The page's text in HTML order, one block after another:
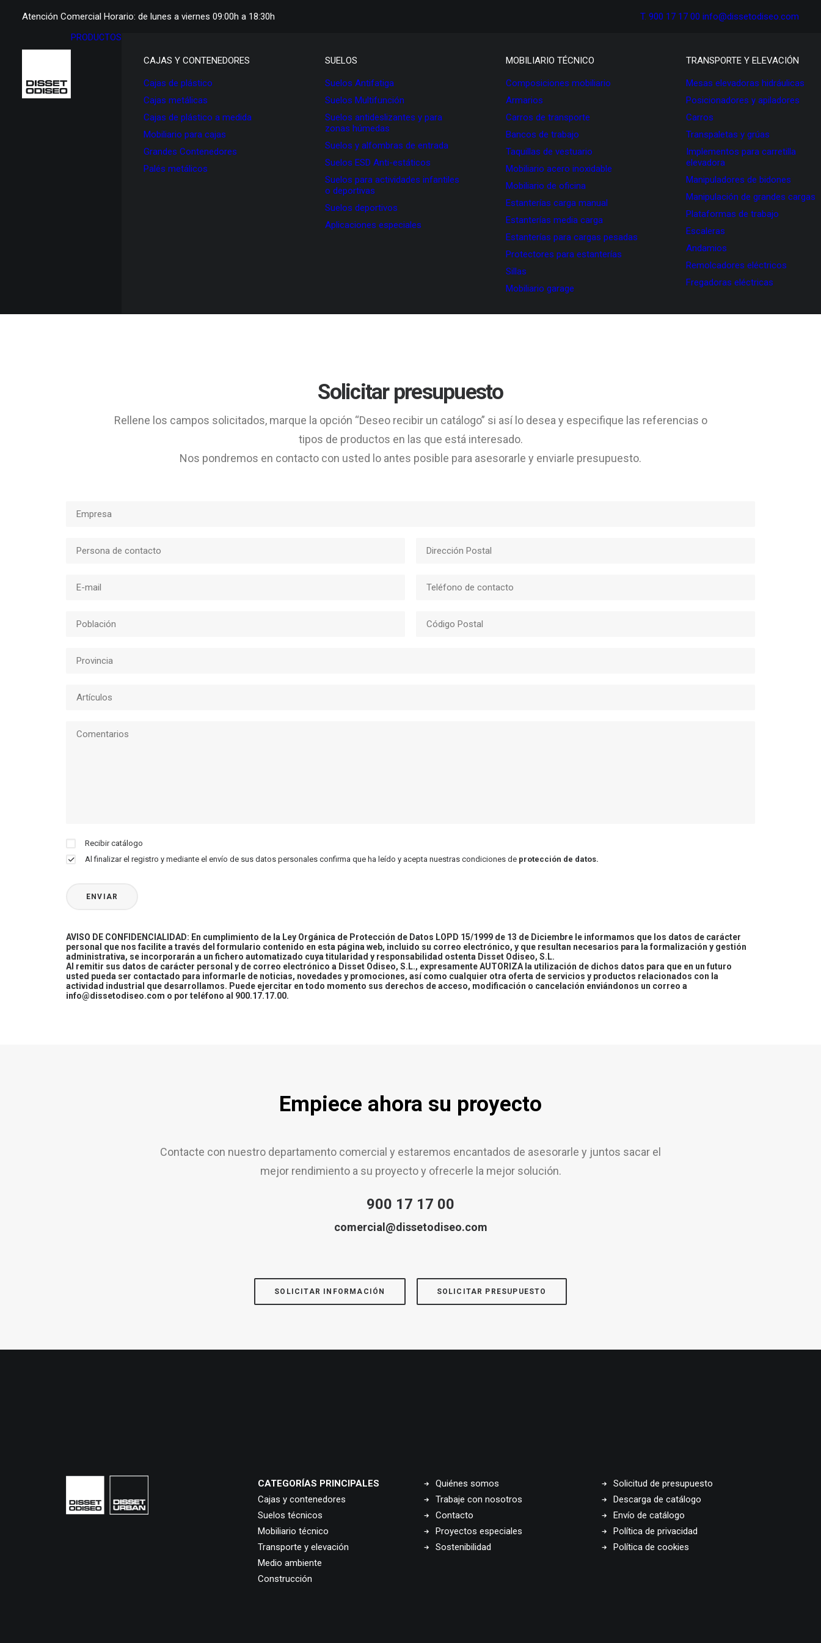
Atención Comercial Horario: de lunes a viernes 09:00h a 18:30h T. 900 17 17 00 info@dissetodiseo.com
PRODUCTOS
CAJAS Y CONTENEDORES
Cajas de plástico
Cajas metálicas
Cajas de plástico a medida
Mobiliario para cajas
Grandes Contenedores
Palés metálicos
SUELOS
Suelos Antifatiga
Suelos Multifunción
Suelos antideslizantes y para
zonas húmedas
Suelos y alfombras de entrada
Suelos ESD Anti-estáticos
Suelos para actividades infantiles
o deportivas
Suelos deportivos
Aplicaciones especiales
MOBILIARIO TÉCNICO
Composiciones mobiliario
Armarios
Carros de transporte
Bancos de trabajo
Taquillas de vestuario
Mobiliario acero inoxidable
Mobiliario de oficina
Estanterías carga manual
Estanterías media carga
Estanterías para cargas pesadas
Protectores para estanterías
Sillas
Mobiliario garage
TRANSPORTE Y ELEVACIÓN
Mesas elevadoras hidráulicas
Posicionadores y apiladores
Carros
Transpaletas y grúas
Implementos para carretilla
elevadora
Manipuladores de bidones
Manipulación de grandes cargas
Plataformas de trabajo
Escaleras
Andamios
Remolcadores eléctricos
Fregadoras eléctricas
Solicitar presupuesto
Rellene los campos solicitados, marque la opción “Deseo recibir un catálogo” si así lo desea y especifique las referencias o
tipos de productos en las que está interesado.
Nos pondremos en contacto con usted lo antes posible para asesorarle y enviarle presupuesto.
Recibir catálogo
Al finalizar el registro y mediante el envío de sus datos personales confirma que ha leído y acepta nuestras condiciones de protección de datos.
AVISO DE CONFIDENCIALIDAD: En cumplimiento de la Ley Orgánica de Protección de Datos LOPD 15/1999 de 13 de Diciembre le informamos que los datos de carácter
personal que nos facilite a través del formulario contenido en esta página web, incluido su correo electrónico, y que resultan necesarios para la formalización y gestión
administrativa, se incorporarán a un fichero automatizado cuya titularidad y responsabilidad ostenta Disset Odiseo, S.L.
Al remitir sus datos de carácter personal y de correo electrónico a Disset Odiseo, S.L., expresamente AUTORIZA la utilización de dichos datos para que en un futuro
usted pueda ser contactado para informarle de noticias, novedades y promociones, así como cualquier otra oferta de servicios y productos relacionados con la
actividad industrial que desarrollamos. Puede ejercitar en todo momento sus derechos de acceso, modificación o cancelación enviándonos un correo a
info@dissetodiseo.com o por teléfono al 900.17.17.00.
Empiece ahora su proyecto
Contacte con nuestro departamento comercial y estaremos encantados de asesorarle y juntos sacar el
mejor rendimiento a su proyecto y ofrecerle la mejor solución.
900 17 17 00
comercial@dissetodiseo.com
SOLICITAR INFORMACIÓN SOLICITAR PRESUPUESTO
CATEGORÍAS PRINCIPALES
Cajas y contenedores
Suelos técnicos
Mobiliario técnico
Transporte y elevación
Medio ambiente
Construcción
Quiénes somos
Trabaje con nosotros
Contacto
Proyectos especiales
Sostenibilidad
Solicitud de presupuesto
Descarga de catálogo
Envío de catálogo
Política de privacidad
Política de cookies